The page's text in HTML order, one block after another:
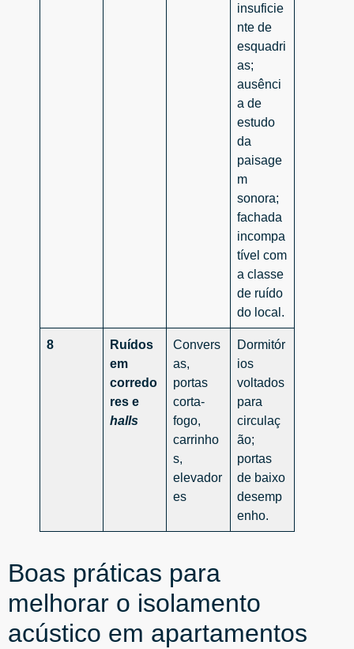
insuficie
nte de
esquadri
as;
ausênci
a de
estudo
da
paisage
m
sonora;
fachada
incompa
tível com
a classe
de ruído
do local.
8
Ruídos
em
corredo
res e
halls
Convers
as,
portas
corta-
fogo,
carrinho
s,
elevador
es
Dormitór
ios
voltados
para
circulaç
ão;
portas
de baixo
desemp
enho.
Boas práticas para
melhorar o isolamento
acústico em apartamentos